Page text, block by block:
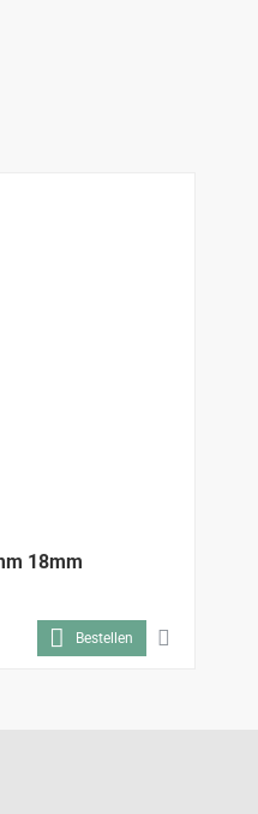
18mm
Bestellen